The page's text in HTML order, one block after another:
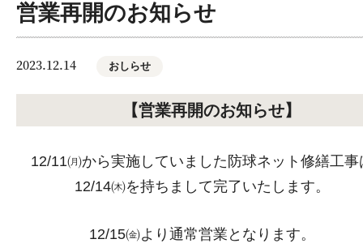
営業再開のお知らせ
2023.12.14 おしらせ
【営業再開のお知らせ】
12/11㈪から実施していました防球ネット修繕工事
12/14㈭を持ちまして完了いたします。
12/15㈮より通常営業となります。